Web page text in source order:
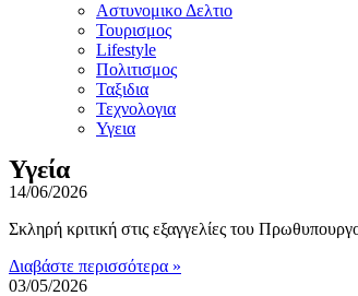
Αστυνομικο Δελτιο
Τουρισμος
Lifestyle
Πολιτισμος
Ταξιδια
Τεχνολογια
Υγεια
Υγεία
14/06/2026
Σκληρή κριτική στις εξαγγελίες του
Διαβάστε περισσότερα »
03/05/2026